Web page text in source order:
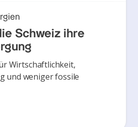
Schweiz ihre
Wirtschaftlichkeit,
und weniger fossile